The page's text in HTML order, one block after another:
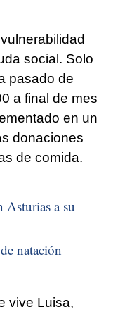
social. Solo
pasado de
a final de mes
en un
donaciones
de comida.
Asturias a su
natación
vive Luisa,